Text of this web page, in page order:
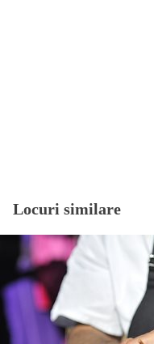
Locuri similare